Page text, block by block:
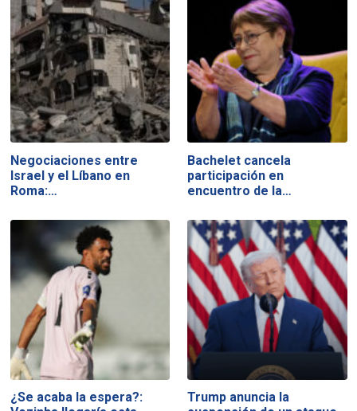
Negociaciones entre
Israel y el Líbano en
Roma:…
Bachelet cancela
participación en
encuentro de la…
¿Se acaba la espera?:
Trump anuncia la